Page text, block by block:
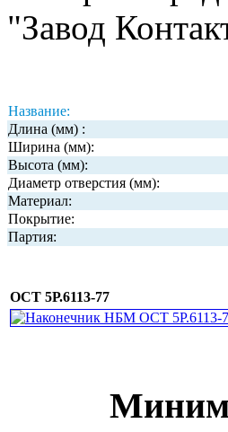
"Завод
Название:
Длина (мм) :
Ширина (мм):
Высота (мм):
Диаметр отверстия (мм):
Материал:
Покрытие:
Партия:
ОСТ 5Р.6113-77